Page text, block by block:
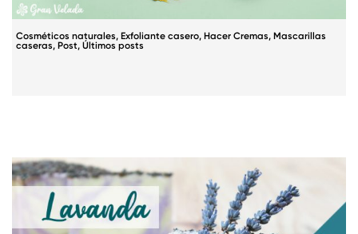
Cosméticos naturales, Exfoliante casero, Hacer Cremas, Mascarillas
caseras, Post, Últimos posts